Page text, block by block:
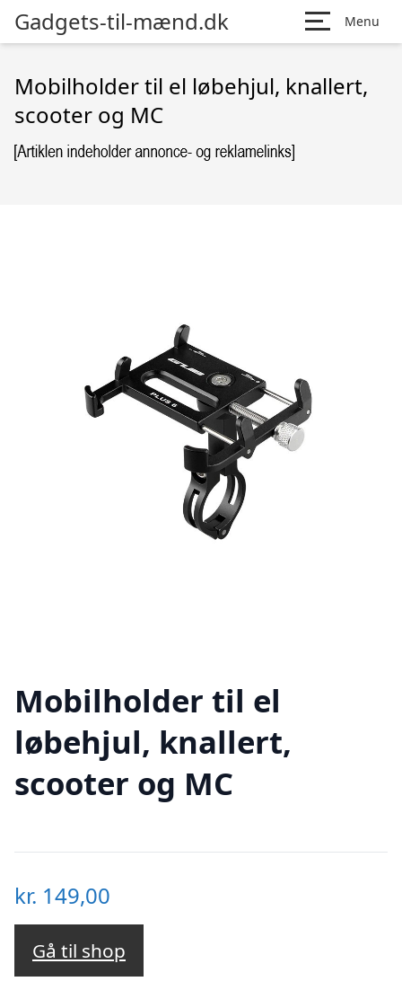
Gadgets-til-mænd.dk Menu
Mobilholder til el løbehjul, knallert,
scooter og MC
Mobilholder til el
løbehjul, knallert,
scooter og MC
kr. 149,00
Gå til shop